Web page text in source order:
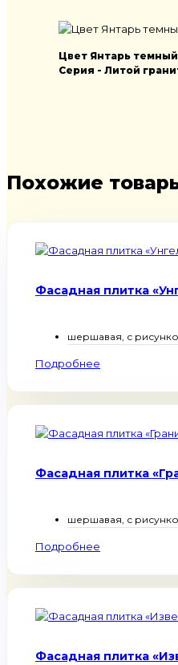
Цвет Янтарь темный
Серия - Литой
Похожие
Фасадная плитка
шершавая, с
Подробнее
Фасадная плитка
шершавая, с
Подробнее
Фасадная плитка